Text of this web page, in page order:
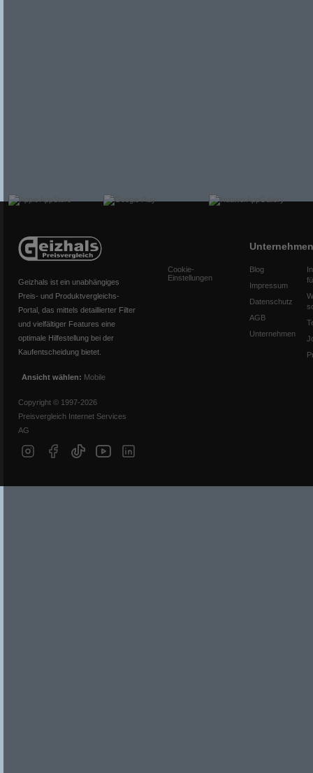
Geizhals ist ein unabhängiges
Preis- und Produktvergleichs-
Portal, das mittels detaillierter Filter
und vielfältiger Features eine
optimale Hilfestellung bei der
Kaufentscheidung bietet.
Ansicht wählen: Mobile
Copyright © 1997-2026
Preisvergleich Internet Services
AG
Cookie-
Einstellungen
Unternehmen
Blog
Impressum
Datenschutz
AGB
Unternehmen